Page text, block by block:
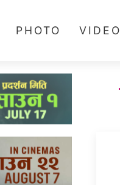
PHOTO VIDEO